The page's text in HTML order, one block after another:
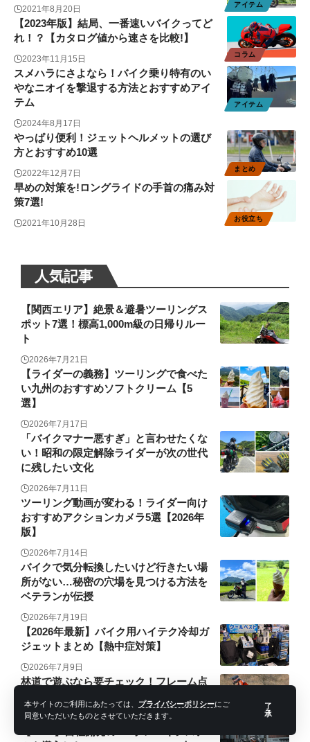
本サイトのご利用にあたっては、 プライバシーポリシーにご
同意いただいたものとさせていただきます。
了
承
アイテム
2021年8月20日
コラム
【2023年版】結局、一番速いバイクってど
れ！？【カタログ値から速さを比較!】
2023年11月15日
アイテム
スメハラにさよなら！バイク乗り特有のい
やなニオイを撃退する方法とおすすめアイ
テム
2024年8月17日
まとめ
やっぱり便利！ジェットヘルメットの選び
方とおすすめ10選
2022年12月7日
お役立ち
早めの対策を!ロングライドの手首の痛み対
策7選!
2021年10月28日
人気記事
【関西エリア】絶景＆避暑ツーリングス
ポット7選！標高1,000m級の日帰りルー
ト
2026年7月21日
【ライダーの義務】ツーリングで食べた
い九州のおすすめソフトクリーム【5
選】
2026年7月17日
「バイクマナー悪すぎ」と言わせたくな
い！昭和の限定解除ライダーが次の世代
に残したい文化
2026年7月11日
ツーリング動画が変わる！ライダー向け
おすすめアクションカメラ5選【2026年
版】
2026年7月14日
バイクで気分転換したいけど行きたい場
所がない…秘密の穴場を見つける方法を
ベテランが伝授
2026年7月19日
【2026年最新】バイク用ハイテク冷却ガ
ジェットまとめ【熱中症対策】
2026年7月9日
林道で遊ぶなら要チェック！フレーム点
2026年7月24日